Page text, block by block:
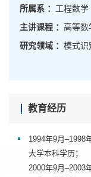
所属系 ： 工程数学
主讲课程 ： 高等数
研究领域 ： 模式识
教育经历
1994年9月–1998
大学本科学历；
2000年9月–2003